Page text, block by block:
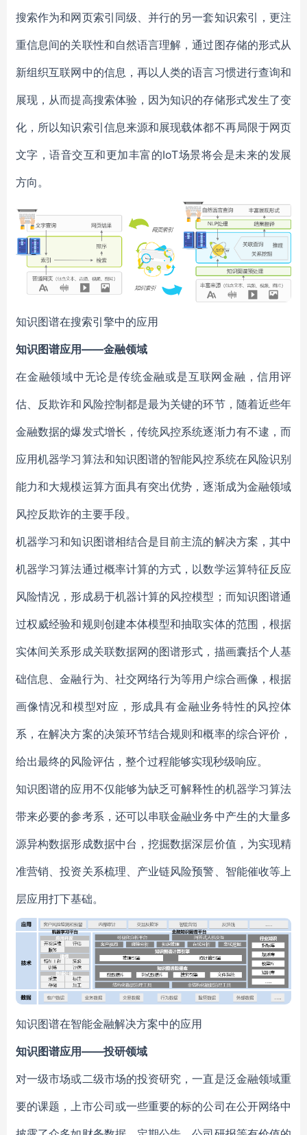
搜索作为和网页索引同级、并行的另一套知识索引，更注
重信息间的关联性和自然语言理解，通过图存储的形式从
新组织互联网中的信息，再以人类的语言习惯进行查询和
展现，从而提高搜索体验，因为知识的存储形式发生了变
化，所以知识索引信息来源和展现载体都不再局限于网页
文字，语音交互和更加丰富的IoT场景将会是未来的发展
方向。
知识图谱在搜索引擎中的应用
知识图谱应用——金融领域
在金融领域中无论是传统金融或是互联网金融，信用评
估、反欺诈和风险控制都是最为关键的环节，随着近些年
金融数据的爆发式增长，传统风控系统逐渐力有不逮，而
应用机器学习算法和知识图谱的智能风控系统在风险识别
能力和大规模运算方面具有突出优势，逐渐成为金融领域
风控反欺诈的主要手段。
机器学习和知识图谱相结合是目前主流的解决方案，其中
机器学习算法通过概率计算的方式，以数学运算特征反应
风险情况，形成易于机器计算的风控模型；而知识图谱通
过权威经验和规则创建本体模型和抽取实体的范围，根据
实体间关系形成关联数据网的图谱形式，描画囊括个人基
础信息、金融行为、社交网络行为等用户综合画像，根据
画像情况和模型对应，形成具有金融业务特性的风控体
系，在解决方案的决策环节结合规则和概率的综合评价，
给出最终的风险评估，整个过程能够实现秒级响应。
知识图谱的应用不仅能够为缺乏可解释性的机器学习算法
带来必要的参考系，还可以串联金融业务中产生的大量多
源异构数据形成数据中台，挖掘数据深层价值，为实现精
准营销、投资关系梳理、产业链风险预警、智能催收等上
层应用打下基础。
知识图谱在智能金融解决方案中的应用
知识图谱应用——投研领域
对一级市场或二级市场的投资研究，一直是泛金融领域重
要的课题，上市公司或一些重要的标的公司在公开网络中